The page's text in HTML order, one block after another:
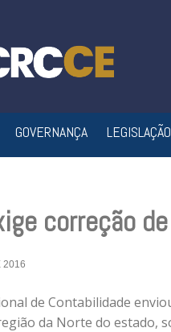
GOVERNANÇA LEGISLAÇÃO
correção
2016
de Contabilidade
da Norte do estado,